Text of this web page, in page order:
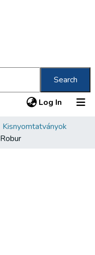
Search
Log In (current)
Kisnyomtatványok
Robur